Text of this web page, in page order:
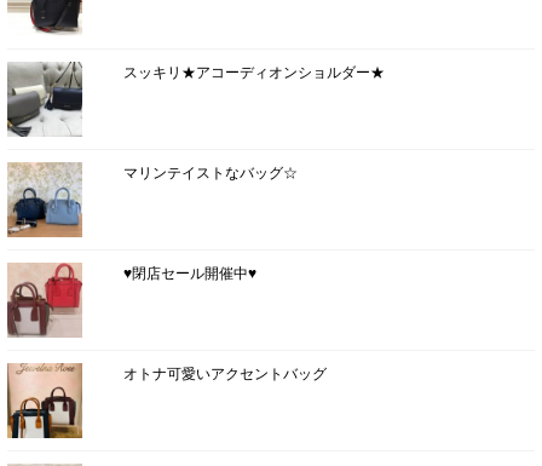
スッキリ★アコーディオンショルダー★
マリンテイストなバッグ☆
♥閉店セール開催中♥
オトナ可愛いアクセントバッグ